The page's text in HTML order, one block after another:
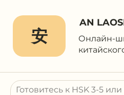
安
AN
Онлайн-
Готовитесь к HSK 3-5